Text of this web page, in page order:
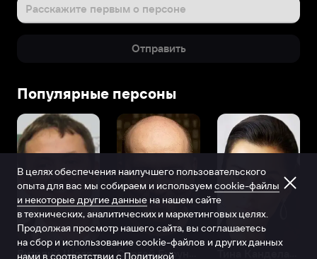
Расскажите первым о персоне
Отправить
Популярные персоны
Виталий Шляппо
В целях обеспечения наилучшего пользовательского
опыта для вас мы собираем и используем cookie-файлы
и некоторые другие данные на нашем сайте
в технических, аналитических и маркетинговых целях.
Продолжая просмотр нашего сайта, вы соглашаетесь
на сбор и использование cookie-файлов и других данных
нами в соответствии с Политикой